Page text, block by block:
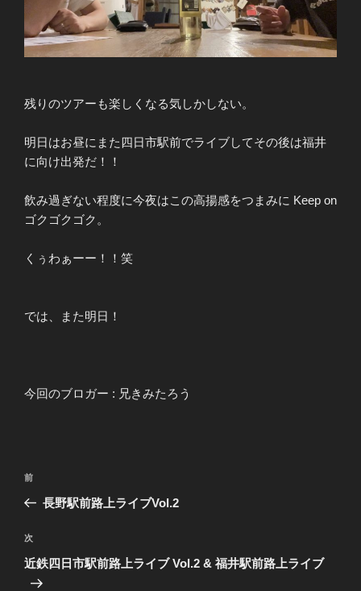
残りのツアーも楽しくなる気しかしない。
明日はお昼にまた四日市駅前でライブしてその後は福井
に向け出発だ！！
飲み過ぎない程度に今夜はこの高揚感をつまみに Keep on
ゴクゴクゴク。
くぅわぁーー！！笑
では、また明日！
今回のブロガー : 兄きみたろう
投
ビ
ゲ
ー
前
の
稿
前
長野駅前路上ライブVol.2
次
の
次
近鉄四日市駅前路上ライブ Vol.2 & 福井駅前路上ライブ